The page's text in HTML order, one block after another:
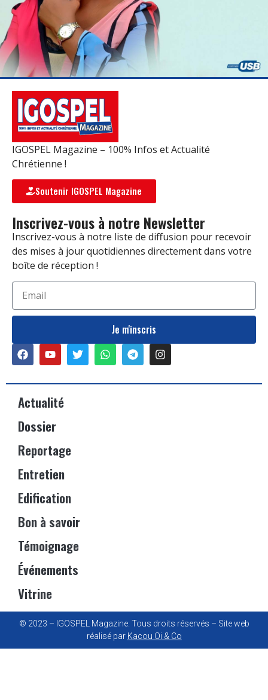
IGOSPEL Magazine – 100% Infos et Actualité
Chrétienne !
Soutenir IGOSPEL Magazine
Inscrivez-vous à notre Newsletter
Inscrivez-vous à notre liste de diffusion pour recevoir
des mises à jour quotidiennes directement dans votre
boîte de réception !
Je m'inscris
Actualité
Dossier
Reportage
Entretien
Edification
Bon à savoir
Témoignage
Événements
Vitrine
© 2023 – IGOSPEL Magazine. Tous droits réservés – Site web
réalisé par Kacou Oi & Co